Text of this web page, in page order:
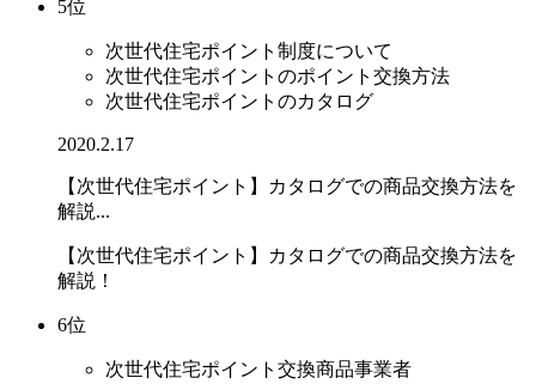
5位
次世代住宅ポイント制度について
次世代住宅ポイントのポイント交換方法
次世代住宅ポイントのカタログ
2020.2.17
【次世代住宅ポイント】カタログでの商品交換方法を
解説...
【次世代住宅ポイント】カタログでの商品交換方法を
解説！
6位
次世代住宅ポイント交換商品事業者